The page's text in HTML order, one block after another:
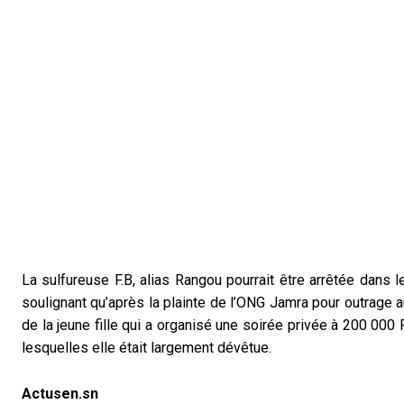
La sulfureuse F.B, alias Rangou pourrait être arrêtée
soulignant qu’après la plainte de l’ONG Jamra pour
de la jeune fille qui a organisé une soirée privée à 200
lesquelles elle était largement dévêtue.
Actusen.sn